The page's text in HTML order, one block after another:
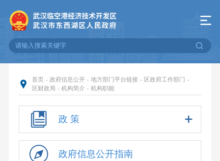
首页 - 政府信息公开 - 地方部门平台链接 - 区政府工作部门 -
区财政局 - 机构简介 - 机构职能
政 策
政府信息公开指南